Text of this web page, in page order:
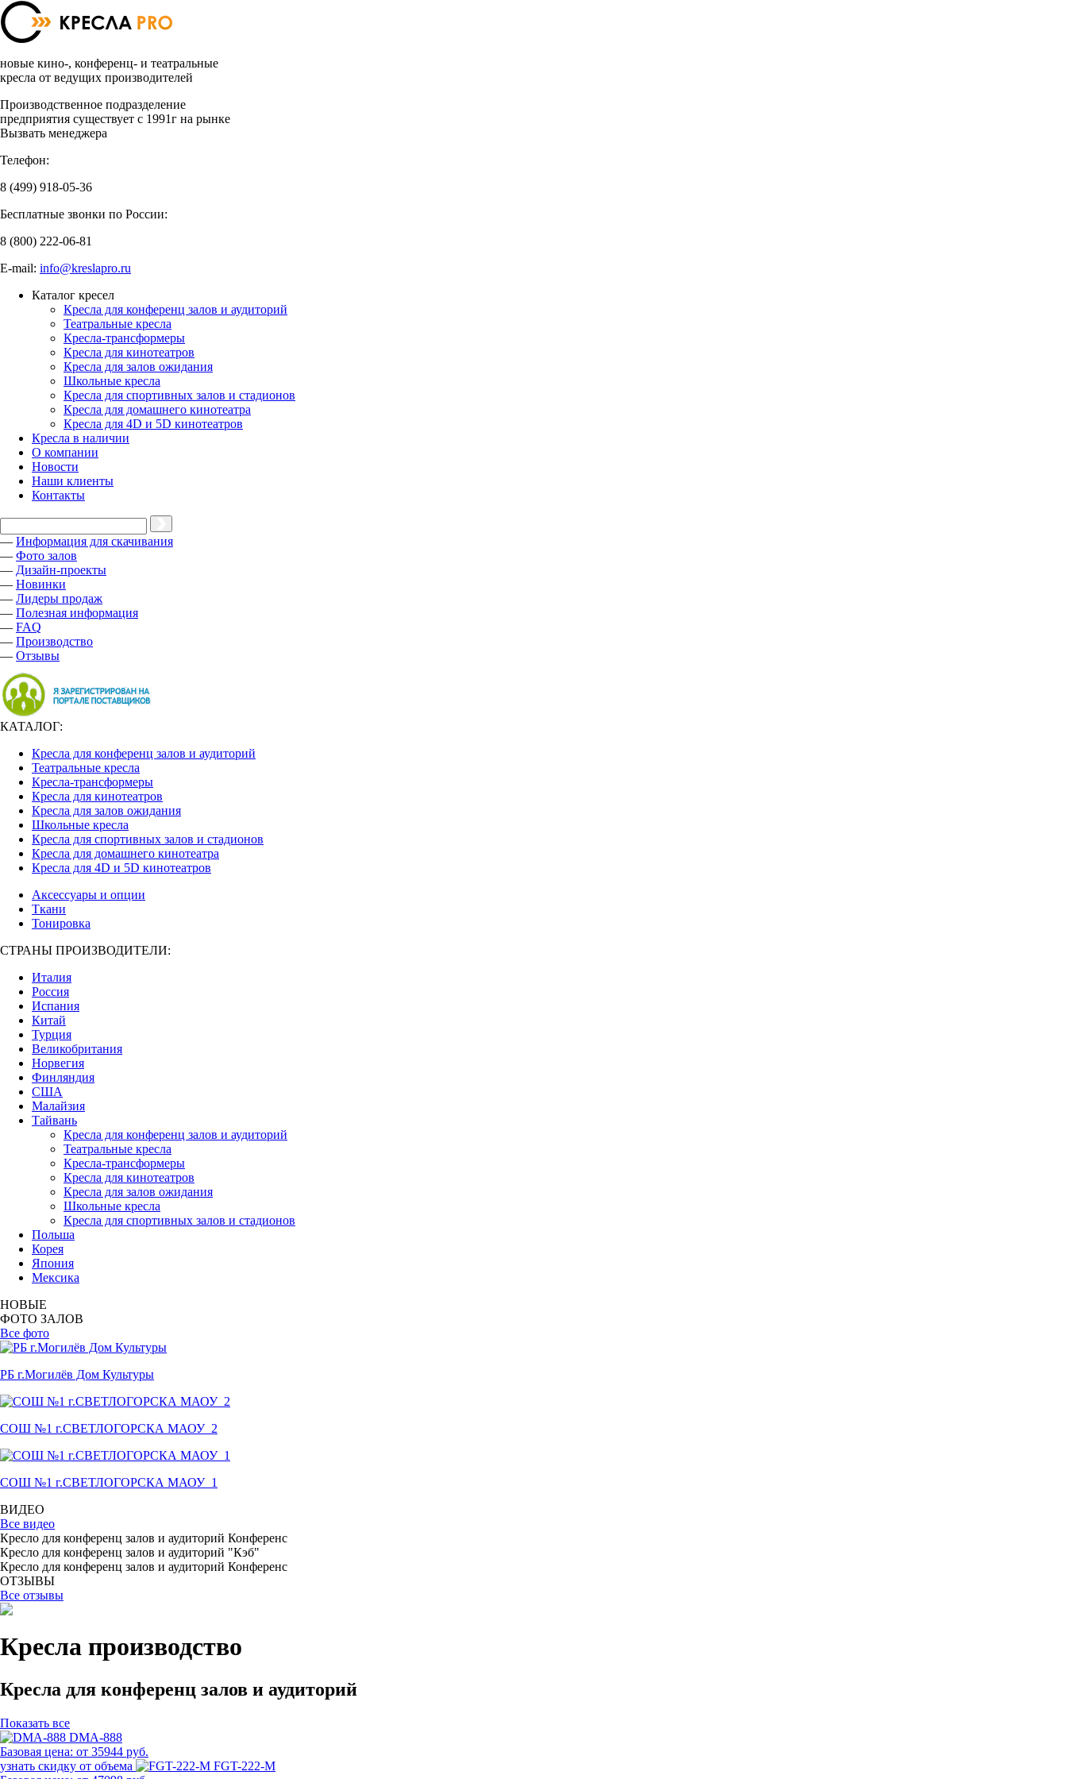
новые кино-, конференц- и театральные
кресла от ведущих производителей
Производственное подразделение
предприятия существует с 1991г на рынке
Вызвать менеджера
Телефон:
8 (499) 918-05-36
Бесплатные звонки по России:
8 (800) 222-06-81
E-mail: info@kreslapro.ru
Каталог кресел
Кресла для конференц залов и аудиторий
Театральные кресла
Кресла-трансформеры
Кресла для кинотеатров
Кресла для залов ожидания
Школьные кресла
Кресла для спортивных залов и стадионов
Кресла для домашнего кинотеатра
Кресла для 4D и 5D кинотеатров
Кресла в наличии
О компании
Новости
Наши клиенты
Контакты
— Информация для скачивания
— Фото залов
— Дизайн-проекты
— Новинки
— Лидеры продаж
— Полезная информация
— FAQ
— Производство
— Отзывы
КАТАЛОГ:
Кресла для конференц залов и аудиторий
Театральные кресла
Кресла-трансформеры
Кресла для кинотеатров
Кресла для залов ожидания
Школьные кресла
Кресла для спортивных залов и стадионов
Кресла для домашнего кинотеатра
Кресла для 4D и 5D кинотеатров
Аксессуары и опции
Ткани
Тонировка
СТРАНЫ ПРОИЗВОДИТЕЛИ:
Италия
Россия
Испания
Китай
Турция
Великобритания
Норвегия
Финляндия
США
Малайзия
Тайвань
Кресла для конференц залов и аудиторий
Театральные кресла
Кресла-трансформеры
Кресла для кинотеатров
Кресла для залов ожидания
Школьные кресла
Кресла для спортивных залов и стадионов
Польша
Корея
Япония
Мексика
НОВЫЕ
ФОТО ЗАЛОВ
Все фото
РБ г.Могилёв Дом Культуры
СОШ №1 г.СВЕТЛОГОРСКА МАОУ_2
СОШ №1 г.СВЕТЛОГОРСКА МАОУ_1
ВИДЕО
Все видео
Кресло для конференц залов и аудиторий Конференс
Кресло для конференц залов и аудиторий "Кэб"
Кресло для конференц залов и аудиторий Конференс
ОТЗЫВЫ
Все отзывы
Кресла производство
Кресла для конференц залов и аудиторий
Показать все
DMA-888
Базовая цена: от 35944 руб.
узнать скидку от объема
FGT-222-M